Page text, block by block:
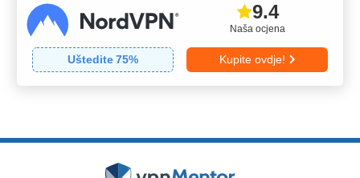
Naša ocjena
9.4
Uštedite75% Kupite ovdje!